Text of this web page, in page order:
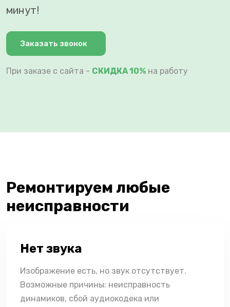
минут!
Заказать звонок
При заказе с сайта - СКИДКА 10% на работу
Ремонтируем любые
неисправности
Нет звука
Изображение есть, но звук отсутствует.
Возможные причины: неисправность
динамиков, сбой аудиокодека или